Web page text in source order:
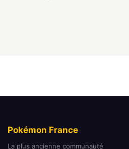
Pokémon France
La plus ancienne communauté